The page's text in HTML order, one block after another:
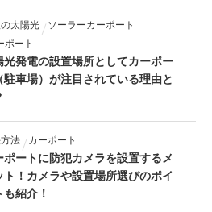
太陽光
ソーラーカーポート
ポート
光発電の設置場所としてカーポー
駐車場）が注目されている理由と
法 カーポート
ポートに防犯カメラを設置するメ
ト！カメラや設置場所選びのポイ
も紹介！